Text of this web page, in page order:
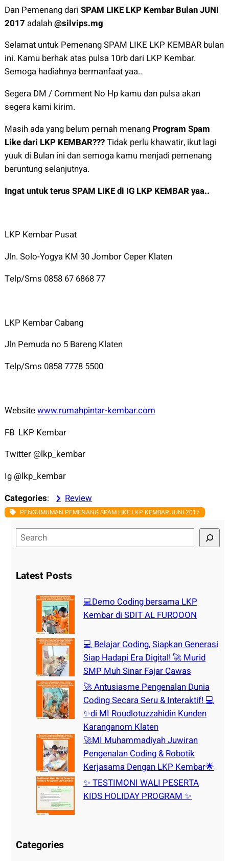
Dan Pemenang dari SPAM LIKE LKP Kembar Bulan JUNI
2017 adalah@silvips.mg
Selamat untuk Pemenang SPAM LIKE LKP KEMBAR bulan
ini. Kamu berhak atas pulsa 10rb dari LKP Kembar.
Semoga hadiahnya bermanfaat yaa..
Segera DM / Comment No Hp kamu dan pulsa akan
segera kami kirim.
Masih ada yang belum pernah menang Program Spam
Like dari LKP KEMBAR???Tidak perlu khawatir, ikut lagi
yuuk di Bulan ini dan semoga kamu menjadi pemenang
beruntung selanjutnya.
Ingat untuk terus SPAM LIKE di IG LKP KEMBAR yaa..
LKP Kembar Pusat
Jln. Solo-Yogya KM 30 Jombor Ceper Klaten
Telp/Sms 0858 67 6868 77
LKP Kembar Cabang
Jln Pemuda no 5 Bareng Klaten
Telp/Sms 0858 7778 5500
Websitewww.rumahpintar-kembar.com
FB LKP Kembar
Twitter @lkp_kembar
Ig @lkp_kembar
Categories: Review
PENGUMUMAN PEMENANG SPAM LIKE LKP KEMBAR JUNI 2017
e
r
Latest Posts
💻Demo Coding bersama LKP
Kembar di SDIT AL FURQOON
💻 Belajar Coding, Siapkan Generasi
Siap Hadapi Era Digital! 🚀 Murid
SMP Muh Sinar Fajar Cawas
🚀 Antusiasme Pengenalan Dunia
Coding Secara Seru & Interaktif! 💻
✨di MI Roudlotuzzahidin Kunden
Karanganom Klaten
🚀MI Muhammadiyah Juwiran
Pengenalan Coding & Robotik
Kerjasama Dengan LKP Kembar🌟
✨ TESTIMONI WALI PESERTA
KIDS HOLIDAY PROGRAM ✨
Categories